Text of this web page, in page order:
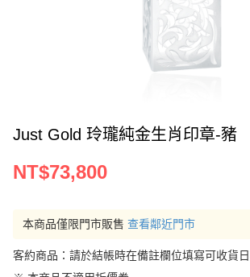
Just Gold 玲瓏純金生肖印章-豬
NT$73,800
本商品僅限門市販售 查看鄰近門市
客約商品：請於結帳時在備註欄位填寫可收貨